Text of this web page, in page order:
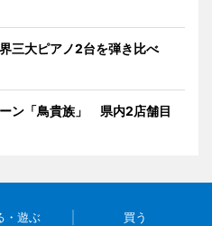
三大ピアノ2台を弾き比べ
ン「鳥貴族」 県内2店舗目
・遊ぶ 買う